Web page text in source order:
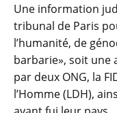
Une information
tribunal de Paris
l’humanité, de
barbarie», soit une
par deux ONG, la
l’Homme (LDH),